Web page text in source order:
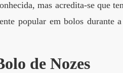
mas acredita-se que
popular em bolos durante
de Nozes